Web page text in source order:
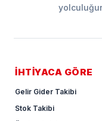
İHTİYACA GÖRE
Gelir Gider Takibi
Stok Takibi